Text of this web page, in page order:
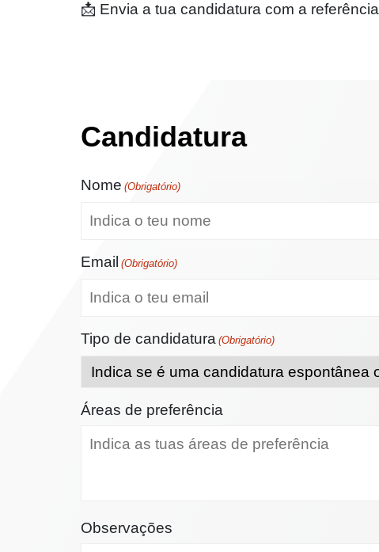
📩 Envia a tua candidatura com a referência
Candidatura
Nome (Obrigatório)
Email (Obrigatório)
Tipo de candidatura (Obrigatório)
Áreas de preferência
Observações